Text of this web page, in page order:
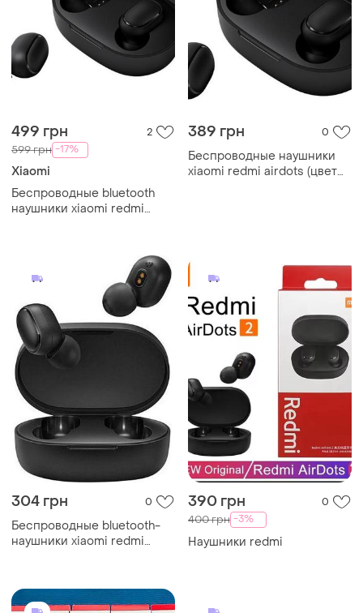
499 грн 2
599 грн -17%
Xiaomi
Беспроводные bluetooth
наушники xiaomi redmi
389 грн 0
Беспроводные наушники
xiaomi redmi airdots (цвет
304 грн 0
Беспроводные bluetooth-
наушники xiaomi redmi
390 грн 0
400 грн -3%
Наушники redmi